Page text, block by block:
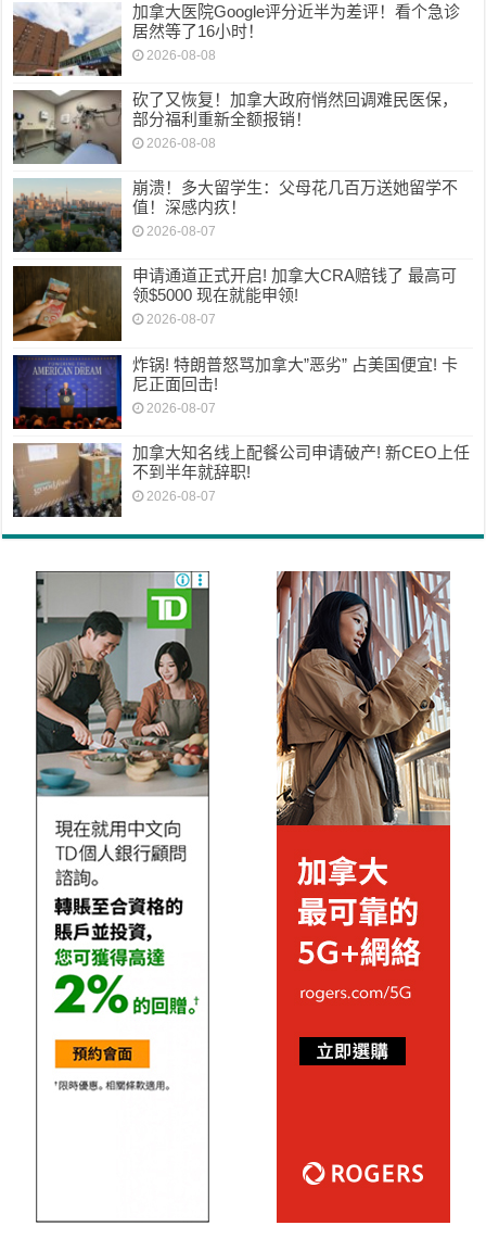
加拿大医院Google评分近半为差评！看个急诊
居然等了16小时！
2026-08-08
砍了又恢复！加拿大政府悄然回调难民医保，
部分福利重新全额报销！
2026-08-08
崩溃！多大留学生：父母花几百万送她留学不
值！深感内疚！
2026-08-07
申请通道正式开启! 加拿大CRA赔钱了 最高可
领$5000 现在就能申领!
2026-08-07
炸锅! 特朗普怒骂加拿大”恶劣” 占美国便宜! 卡
尼正面回击!
2026-08-07
加拿大知名线上配餐公司申请破产! 新CEO上任
不到半年就辞职!
2026-08-07